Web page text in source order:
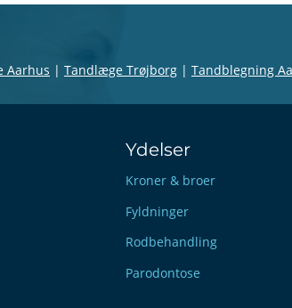
Aarhus | Tandlæge Trøjborg | Tandblegning
Ydelser
Kroner & broer
Fyldninger
Rodbehandling
Parodontose